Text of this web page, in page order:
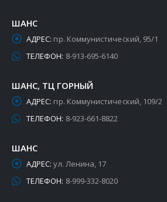
ШАНС
АДРЕС: пр. Коммунистический, 95/1
ТЕЛЕФОН: 8-913-695-6140
ШАНС, ТЦ ГОРНЫЙ
АДРЕС: пр. Коммунистический, 109/2
ТЕЛЕФОН: 8-923-661-8822
ШАНС
АДРЕС: ул. Ленина, 17
ТЕЛЕФОН: 8-999-332-8020